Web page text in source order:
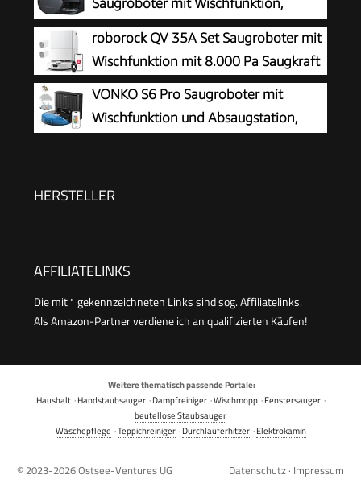
Saugroboter mit Wischfunktion,
25.000 Pa Saugkraft
roborock QV 35A Set Saugroboter mit
Wischfunktion mit 8.000 Pa Saugkraft
VONKO S6 Pro Saugroboter mit
Wischfunktion und Absaugstation,
Min.Laufzeit,Teppicherkennung,App/Alexa,Ideal
HERSTELLER
AFFILIATELINKS
Die mit * gekennzeichneten Links sind sog. Affiliatelinks.
Als Amazon-Partner verdiene ich an qualifizierten Käufen!
Weitere thematisch passende Portale:
Haushalt·Handstaubsauger·Dampfreiniger·Wischmopp·Fenstersauger·
beutellose Staubsauger
Wäschepflege ·Teppichreiniger·Durchlauferhitzer·Elektrokamin
© 2023-2026Ostsee-Ventures UG Datenschutz · Impressum